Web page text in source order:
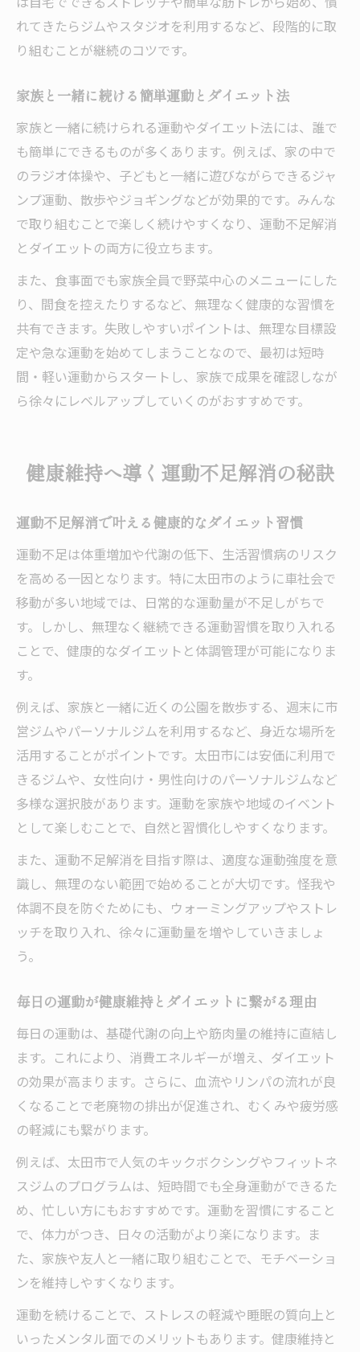
れてきたらジムやスタジオを利用するなど、段階的に取
り組むことが継続のコツです。
家族と一緒に続ける簡単運動とダイエット法
家族と一緒に続けられる運動やダイエット法には、誰で
も簡単にできるものが多くあります。例えば、家の中で
のラジオ体操や、子どもと一緒に遊びながらできるジャ
ンプ運動、散歩やジョギングなどが効果的です。みんな
で取り組むことで楽しく続けやすくなり、運動不足解消
とダイエットの両方に役立ちます。
また、食事面でも家族全員で野菜中心のメニューにした
り、間食を控えたりするなど、無理なく健康的な習慣を
共有できます。失敗しやすいポイントは、無理な目標設
定や急な運動を始めてしまうことなので、最初は短時
間・軽い運動からスタートし、家族で成果を確認しなが
ら徐々にレベルアップしていくのがおすすめです。
健康維持へ導く運動不足解消の秘訣
運動不足解消で叶える健康的なダイエット習慣
運動不足は体重増加や代謝の低下、生活習慣病のリスク
を高める一因となります。特に太田市のように車社会で
移動が多い地域では、日常的な運動量が不足しがちで
す。しかし、無理なく継続できる運動習慣を取り入れる
ことで、健康的なダイエットと体調管理が可能になりま
す。
例えば、家族と一緒に近くの公園を散歩する、週末に市
営ジムやパーソナルジムを利用するなど、身近な場所を
活用することがポイントです。太田市には安価に利用で
きるジムや、女性向け・男性向けのパーソナルジムなど
多様な選択肢があります。運動を家族や地域のイベント
として楽しむことで、自然と習慣化しやすくなります。
また、運動不足解消を目指す際は、適度な運動強度を意
識し、無理のない範囲で始めることが大切です。怪我や
体調不良を防ぐためにも、ウォーミングアップやストレ
ッチを取り入れ、徐々に運動量を増やしていきましょ
う。
毎日の運動が健康維持とダイエットに繋がる理由
毎日の運動は、基礎代謝の向上や筋肉量の維持に直結し
ます。これにより、消費エネルギーが増え、ダイエット
の効果が高まります。さらに、血流やリンパの流れが良
くなることで老廃物の排出が促進され、むくみや疲労感
の軽減にも繋がります。
例えば、太田市で人気のキックボクシングやフィットネ
スジムのプログラムは、短時間でも全身運動ができるた
め、忙しい方にもおすすめです。運動を習慣にすること
で、体力がつき、日々の活動がより楽になります。ま
た、家族や友人と一緒に取り組むことで、モチベーショ
ンを維持しやすくなります。
運動を続けることで、ストレスの軽減や睡眠の質向上と
いったメンタル面でのメリットもあります。健康維持と